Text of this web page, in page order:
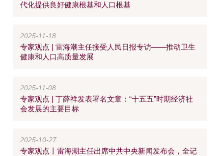
代化提供良好健康根基和人口根基
2025-11-18
专家观点 | 雷海潮主任接受人民日报专访——推动卫生
健康和人口高质量发展
2025-11-08
专家观点 | 丁薛祥发表署名文章：“十五五”时期经济社
会发展的主要目标
2025-10-27
专家观点丨雷海潮主任出席中共中央新闻发布会，全记